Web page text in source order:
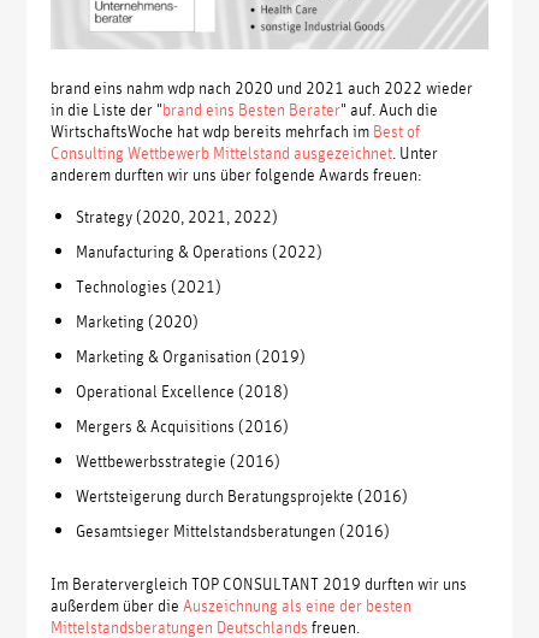
brand eins nahm wdp nach 2020 und 2021 auch 2022 wieder
in die Liste der "brand eins Besten Berater" auf. Auch die
WirtschaftsWoche hat wdp bereits mehrfach im Best of
Consulting Wettbewerb Mittelstand ausgezeichnet . Unter
anderem durften wir uns über folgende Awards freuen:
Strategy (2020, 2021, 2022)
Manufacturing & Operations (2022)
Technologies (2021)
Marketing (2020)
Marketing & Organisation (2019)
Operational Excellence (2018)
Mergers & Acquisitions (2016)
Wettbewerbsstrategie (2016)
Wertsteigerung durch Beratungsprojekte (2016)
Gesamtsieger Mittelstandsberatungen (2016)
Im Beratervergleich TOP CONSULTANT 2019 durften wir uns
außerdem über dieAuszeichnung als eine der besten
Mittelstandsberatungen Deutschlands freuen.